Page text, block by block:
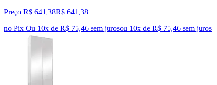
Preço R$ 641,38R$ 641 ,38
no Pix Ou 10x de R$ 75,46 sem jurosou 10x de R$ 75,46 sem juros